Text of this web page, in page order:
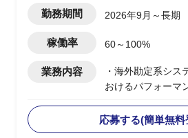
勤務期間 2026年9月～長期
稼働率 60～100%
業務内容
・海外勘定系シス
おけるパフォーマ
存データを保持し
改善するソリュー
応募する(簡単無料